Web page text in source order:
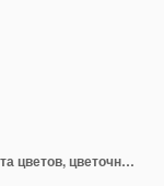
Красивая векторная иллюстрация букета цветов, цветочный лист, акварельная зелень, цветочный набор, букет